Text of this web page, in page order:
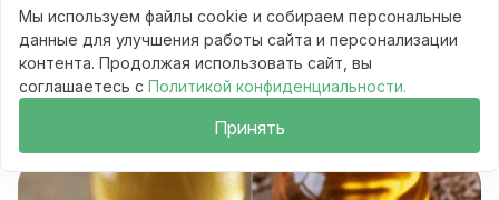
Сравнения
10 мин
44
Мы используем файлы cookie и собираем персональные
данные для улучшения работы сайта и персонализации
контента. Продолжая использовать сайт, вы
соглашаетесь с Политикой конфиденциальности.
Принять